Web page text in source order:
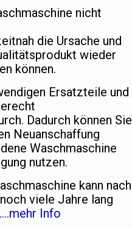
nicht
die Ursache und
wieder
können.
Ersatzteile und
Dadurch können Sie
Neuanschaffung
Waschmaschine
nutzen.
kann nach
viele Jahre lang
….mehr Info